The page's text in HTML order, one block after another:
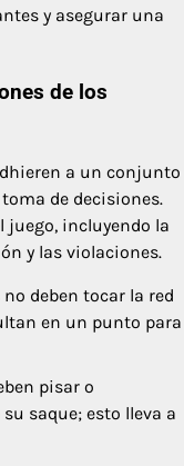
y asegurar una
de los
a un conjunto
de decisiones.
juego, incluyendo la
y las violaciones.
deben tocar la red
en un punto para
pisar o
saque; esto lleva a